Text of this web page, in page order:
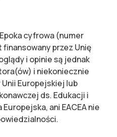
cyfrowa (numer
finansowany przez Unię
i opinie są jednak
i niekoniecznie
Europejskiej lub
ds. Edukacji i
ani EACEA nie